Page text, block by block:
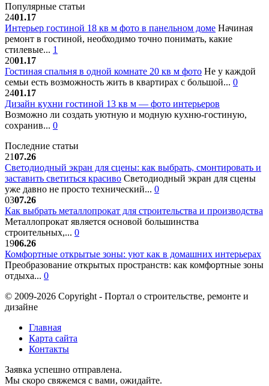
Популярные статьи
2401.17
Интерьер гостиной 18 кв м фото в панельном доме Начиная
ремонт в гостиной, необходимо точно понимать, какие
стилевые... 1
2001.17
Гостиная спальня в одной комнате 20 кв м фото Не у каждой
семьи есть возможность жить в квартирах с большой... 0
2401.17
Дизайн кухни гостиной 13 кв м — фото интерьеров
Возможно ли создать уютную и модную кухню-гостиную,
сохранив... 0
Последние статьи
2107.26
Светодиодный экран для сцены: как выбрать, смонтировать и
заставить светиться красиво Светодиодный экран для сцены
уже давно не просто технический... 0
0307.26
Как выбрать металлопрокат для строительства и производства
Металлопрокат является основой большинства
строительных,... 0
1906.26
Комфортные открытые зоны: уют как в домашних интерьерах
Преобразование открытых пространств: как комфортные зоны
отдыха... 0
© 2009-2026 Copyright - Портал о строительстве, ремонте и
дизайне
Главная
Карта сайта
Контакты
Заявка успешно отправлена.
Мы скоро свяжемся с вами, ожидайте.